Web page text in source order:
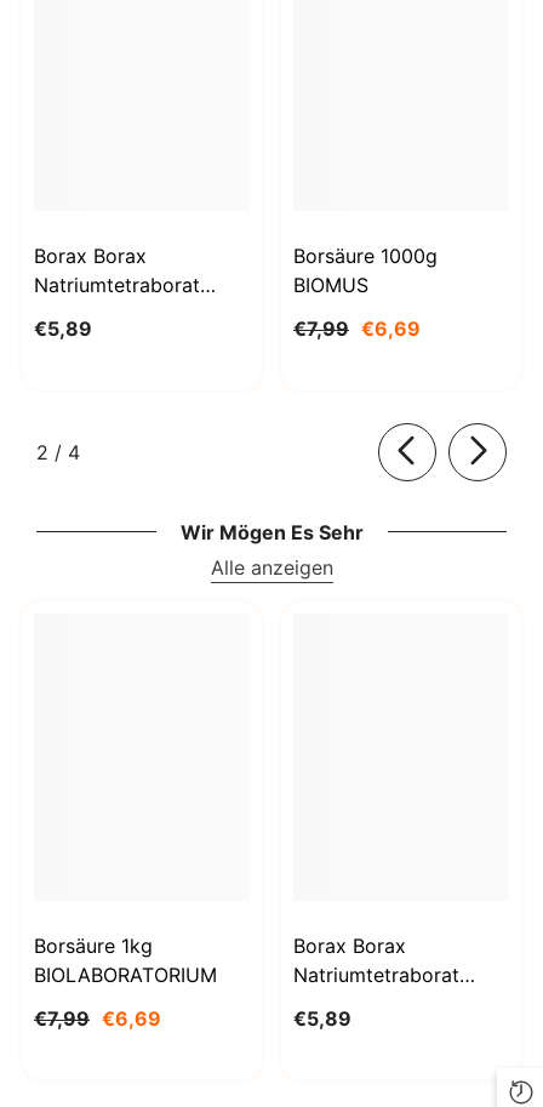
Borax Borax
Natriumtetraborat
STANLAB
€5,89
Borsäure 1000g
BIOMUS
€7,99 €6,69
2 / von
4
Wir Mögen Es Sehr
Alle anzeigen
Borsäure 1kg
BIOLABORATORIUM
€7,99 €6,69
Borax Borax
Natriumtetraborat
BioLaboratorium
€5,89